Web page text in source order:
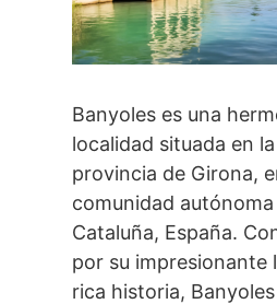
Banyoles es una
localidad situada en la
provincia de Girona,
comunidad
Cataluña, España.
por su impresionante
rica historia,